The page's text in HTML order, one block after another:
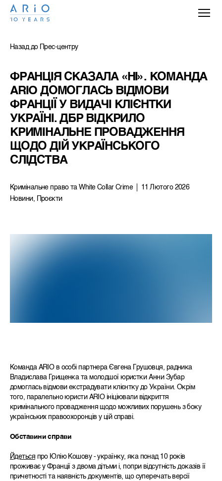
Назад до Прес-центру
ФРАНЦІЯ СКАЗАЛА «НІ». КОМАНДА
ARIO ДОМОГЛАСЬ ВІДМОВИ
ФРАНЦІЇ У ВИДАЧІ КЛІЄНТКИ
УКРАЇНІ. ДБР ВІДКРИЛО
КРИМІНАЛЬНЕ ПРОВАДЖЕННЯ
ЩОДО ДІЙ УКРАЇНСЬКОГО
СЛІДСТВА
Новини, Проєкти
Кримiнальне право та White Collar Crime 11 Лютого 2026
Команда ARIO в особі партнера Євгена Грушовця, радника
Владислава Грищенка та молодшої юристки Анни Зубар
домоглась відмови екстрадувати клієнтку до України. Окрім
того, паралельно юристи ARIO ініціювали відкриття
кримінального провадження щодо можливих порушень з боку
українських правоохоронців у цій справі.
Обставини справи
Йдеться про Юлію Кошову - українку, яка понад 10 років
проживає у Франції з двома дітьми і, попри відсутність доказів її
причетності та наявність документів, що суперечать версії